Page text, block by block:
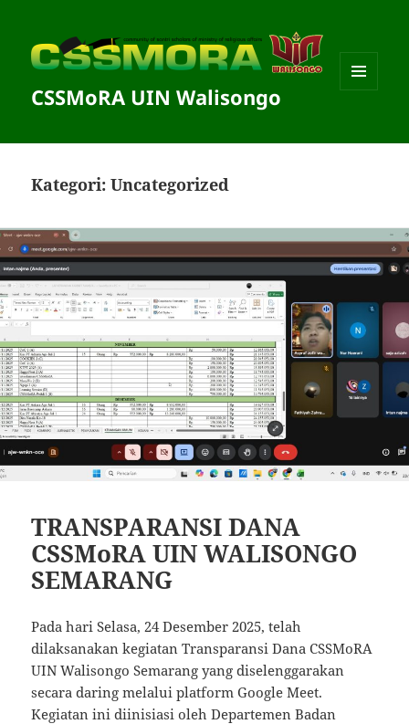
CSSMoRA UIN Walisongo
Kategori:Uncategorized
TRANSPARANSI DANA
CSSMoRA UIN WALISONGO
SEMARANG
Pada hari Selasa, 24 Desember 2025, telah
dilaksanakan kegiatan Transparansi Dana CSSMoRA
UIN Walisongo Semarang yang diselenggarakan
secara daring melalui platform Google Meet.
Kegiatan ini diinisiasi oleh Departemen Badan